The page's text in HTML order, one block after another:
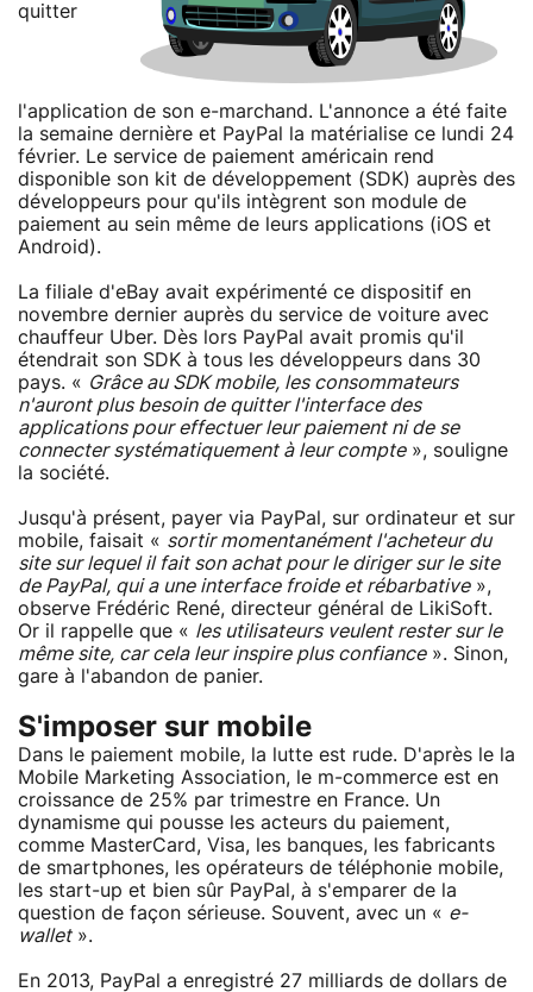
quitter
l'application de son e-marchand. L'annonce a été faite
la semaine dernière et PayPal la matérialise ce lundi 24
février. Le service de paiement américain rend
disponible son kit de développement (SDK) auprès des
développeurs pour qu'ils intègrent son module de
paiement au sein même de leurs applications (iOS et
Android).
La filiale d'eBay avait expérimenté ce dispositif en
novembre dernier auprès du service de voiture avec
chauffeur Uber. Dès lors PayPal avait promis qu'il
étendrait son SDK à tous les développeurs dans 30
pays. « Grâce au SDK mobile, les consommateurs
n'auront plus besoin de quitter l'interface des
applications pour effectuer leur paiement ni de se
connecter systématiquement à leur compte», souligne
la société.
Jusqu'à présent, payer via PayPal, sur ordinateur et sur
mobile, faisait « sortir momentanément l'acheteur du
site sur lequel il fait son achat pour le diriger sur le site
de PayPal, qui a une interface froide et rébarbative»,
observe Frédéric René, directeur général de LikiSoft.
Or il rappelle que « les utilisateurs veulent rester sur le
même site, car cela leur inspire plus confiance». Sinon,
gare à l'abandon de panier.
S'imposer sur mobile
Dans le paiement mobile, la lutte est rude. D'après le la
Mobile Marketing Association, le m-commerce est en
croissance de 25% par trimestre en France. Un
dynamisme qui pousse les acteurs du paiement,
comme MasterCard, Visa, les banques, les fabricants
de smartphones, les opérateurs de téléphonie mobile,
les start-up et bien sûr PayPal, à s'emparer de la
question de façon sérieuse. Souvent, avec un « e-
wallet».
En 2013, PayPal a enregistré 27 milliards de dollars de